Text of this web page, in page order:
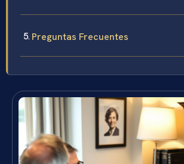
Preguntas Frecuentes